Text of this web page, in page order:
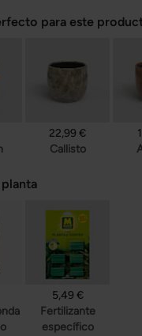
para este
22,99 €
Callisto
5,49 €
Fertilizante
específico